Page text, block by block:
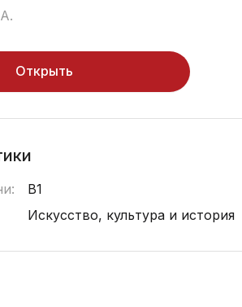
Открыть
B1
Искусство, культура и история